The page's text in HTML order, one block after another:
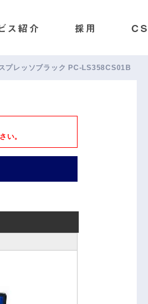
レッソブラック PC-LS358CS01B
い。